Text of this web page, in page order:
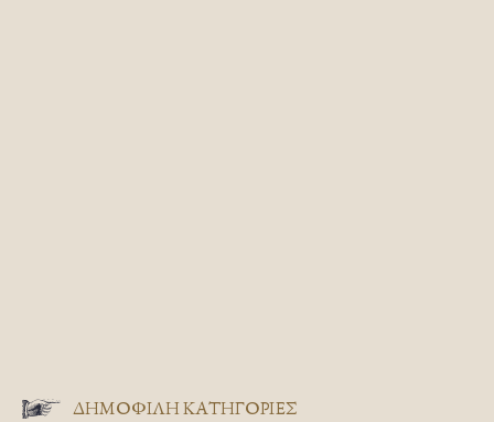
ΔΗΜΟΦΙΛΗ ΚΑΤΗΓΟΡΙΕΣ